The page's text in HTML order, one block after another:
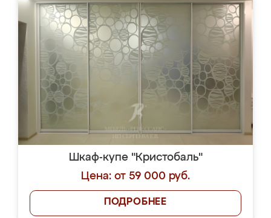
Шкаф-купе "Кристобаль"
Цена: от 59 000 руб.
ПОДРОБНЕЕ